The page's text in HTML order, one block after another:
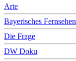
Arte
Bayerisches Fernsehen
Die Frage
DW Doku